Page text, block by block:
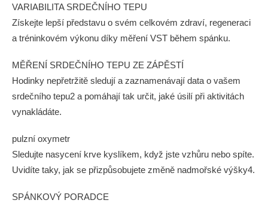
VARIABILITA SRDEČNÍHO TEPU
Získejte lepší představu o svém celkovém zdraví, regeneraci
a tréninkovém výkonu díky měření VST během spánku.
MĚŘENÍ SRDEČNÍHO TEPU ZE ZÁPĚSTÍ
Hodinky nepřetržitě sledují a zaznamenávají data o vašem
srdečního tepu2 a pomáhají tak určit, jaké úsilí při aktivitách
vynakládáte.
pulzní oxymetr
Sledujte nasycení krve kyslíkem, když jste vzhůru nebo spíte.
Uvidíte taky, jak se přizpůsobujete změně nadmořské výšky4.
SPÁNKOVÝ PORADCE